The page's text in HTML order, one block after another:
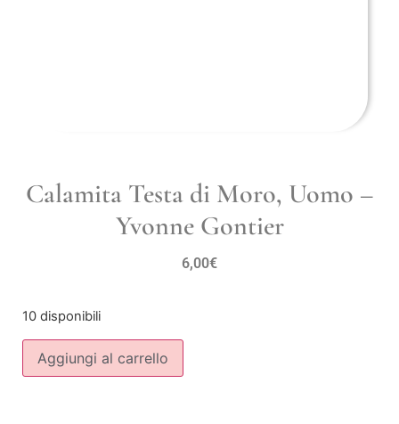
Calamita Testa di Moro, Uomo –
Yvonne Gontier
6,00€
10 disponibili
Aggiungi al carrello